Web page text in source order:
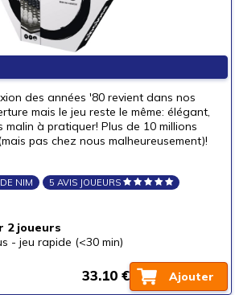
des années '80 revient dans nos
mais le jeu reste le même: élégant,
malin à pratiquer! Plus de 10 millions
pas chez nous malheureusement)!
NIM
5 AVIS JOUEURS
2 joueurs
- jeu rapide (<30 min)
Ajouter
33.10 €